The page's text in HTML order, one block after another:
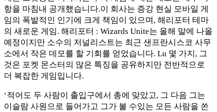
항을 마침내 공개했습니다.이 회사는 증강 현실 모바일 게
임의 폭발적인 인기에 크게 책임이 있으며, 해리포터 테마
의 새로운 게임. 해리포터 : Wizards Unite는 올해 말에 나올
예정이지만 소수의 저널리스트는 최근 샌프란시스코 사무
소에서 작은 데모를 할 기회를 얻었습니다. Lu 몇 가지, 그
것은 포켓 몬스터의 많은 특징을 공유하지만 전반적으로
더 복잡한 게임입니다.
‘적어도 두 사람이 출입구에서 총에 맞았고, 그 다음 그는
이슬람 사원으로 들어가고 그가 볼 수있는 모든 사람을 쏜